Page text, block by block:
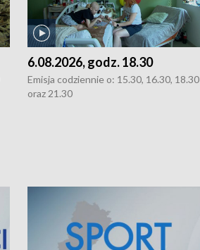
6.08.2026, godz. 18.30
Emisja codziennie o: 15.30, 16.30, 18.30
oraz 21.30